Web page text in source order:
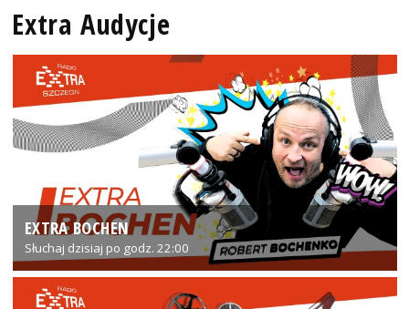
Extra Audycje
EXTRA BOCHEN
Słuchaj dzisiaj po godz. 22:00